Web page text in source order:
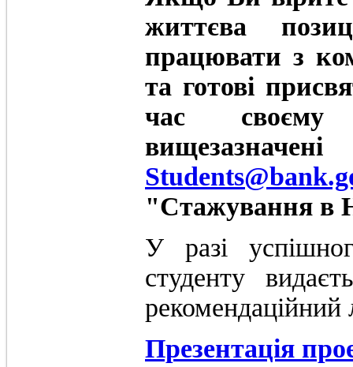
життєва
працювати з
та готові
час своєму
"Стажування в
У разі
студенту
Презентація